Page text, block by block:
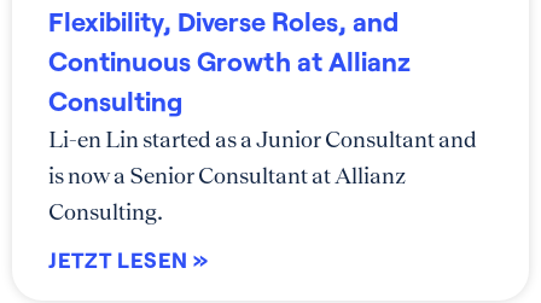
Flexibility, Diverse Roles, and
Continuous Growth at Allianz
Consulting
Li-en Lin started as a Junior Consultant and
is now a Senior Consultant at Allianz
Consulting.
JETZT LESEN »